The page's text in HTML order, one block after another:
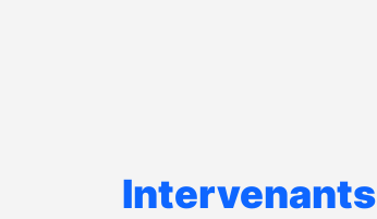
Intervenants